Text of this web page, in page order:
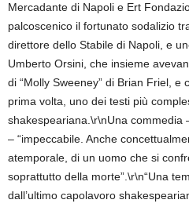
Mercadante di Napoli e Ert
palcoscenico il fortunato sodalizio
direttore dello Stabile di Napoli, e
Umberto Orsini, che insieme
di “Molly Sweeney” di Brian Friel,
prima volta, uno dei testi più
shakespeariana.\r\nUna commedia
– “impeccabile. Anche
atemporale, di un uomo che si
soprattutto della morte”.\r\n“Una
dall’ultimo capolavoro